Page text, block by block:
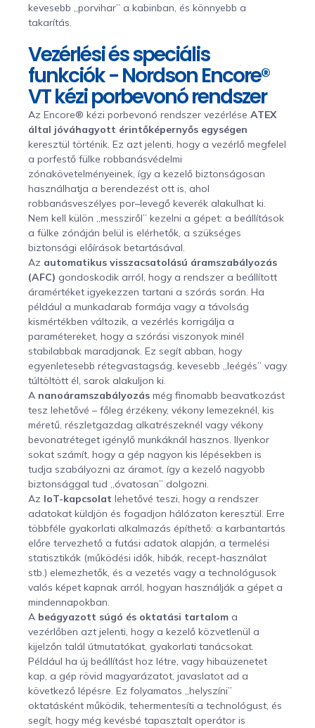
kevesebb „porvihar” a kabinban, és könnyebb a
takarítás.
Vezérlési és speciális
funkciók - Nordson Encore®
VT kézi porbevonó rendszer
Az Encore® kézi porbevonó rendszer vezérlése ATEX
által jóváhagyott érintőképernyős egységen
keresztül történik. Ez azt jelenti, hogy a vezérlő megfelel
a porfestő fülke robbanásvédelmi
zónakövetelményeinek, így a kezelő biztonságosan
használhatja a berendezést ott is, ahol
robbanásveszélyes por–levegő keverék alakulhat ki.
Nem kell külön „messziről” kezelni a gépet: a beállítások
a fülke zónáján belül is elérhetők, a szükséges
biztonsági előírások betartásával.
Az automatikus visszacsatolású áramszabályozás
(AFC) gondoskodik arról, hogy a rendszer a beállított
áramértéket igyekezzen tartani a szórás során. Ha
például a munkadarab formája vagy a távolság
kismértékben változik, a vezérlés korrigálja a
paramétereket, hogy a szórási viszonyok minél
stabilabbak maradjanak. Ez segít abban, hogy
egyenletesebb rétegvastagság, kevesebb „leégés” vagy
túltöltött él, sarok alakuljon ki.
A nanoáramszabályozás még finomabb beavatkozást
tesz lehetővé – főleg érzékeny, vékony lemezeknél, kis
méretű, részletgazdag alkatrészeknél vagy vékony
bevonatréteget igénylő munkáknál hasznos. Ilyenkor
sokat számít, hogy a gép nagyon kis lépésekben is
tudja szabályozni az áramot, így a kezelő nagyobb
biztonsággal tud „óvatosan” dolgozni.
Az IoT-kapcsolat lehetővé teszi, hogy a rendszer
adatokat küldjön és fogadjon hálózaton keresztül. Erre
többféle gyakorlati alkalmazás építhető: a karbantartás
előre tervezhető a futási adatok alapján, a termelési
statisztikák (működési idők, hibák, recept-használat
stb.) elemezhetők, és a vezetés vagy a technológusok
valós képet kapnak arról, hogyan használják a gépet a
mindennapokban.
A beágyazott súgó és oktatási tartalom a
vezérlőben azt jelenti, hogy a kezelő közvetlenül a
kijelzőn talál útmutatókat, gyakorlati tanácsokat.
Például ha új beállítást hoz létre, vagy hibaüzenetet
kap, a gép rövid magyarázatot, javaslatot ad a
következő lépésre. Ez folyamatos „helyszíni”
oktatásként működik, tehermentesíti a technológust, és
segít, hogy még kevésbé tapasztalt operátor is